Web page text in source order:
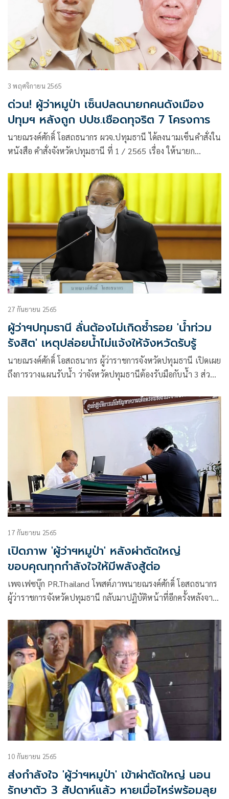
3 พฤศจิกายน 2565
ด่วน! ผู้ว่าหมูป่า เซ็นปลดนายกคนดังเมือง
ปทุมฯ หลังถูก ปปช.เชือดทุจริต 7 โครงการ
นายณรงค์ศักดิ์ โอสถธนากร ผวจ.ปทุมธานี ได้ลงนามเซ็นคำสั่งใน
หนังสือ คำสั่งจังหวัดปทุมธานี ที่ 1 / 2565 เรื่อง ให้นายก
27 กันยายน 2565
ผู้ว่าฯปทุมธานี ลั่นต้องไม่เกิดซ้ำรอย 'น้ำท่วม
รังสิต' เหตุปล่อยน้ำไม่แจ้งให้จังหวัดรับรู้
นายณรงค์ศักดิ์ โอสถธนากร ผู้ว่าราชการจังหวัดปทุมธานี เปิดเผย
ถึงการวางแผนรับน้ำ ว่าจังหวัดปทุมธานีต้องรับมือกับน้ำ 3 ส่วน
เหนือที่เฝ้าระวังอยู่จุดใหญ่ 2 จุด
17 กันยายน 2565
เปิดภาพ 'ผู้ว่าฯหมูป่า' หลังผ่าตัดใหญ่
ขอบคุณทุกกำลังใจให้มีพลังสู้ต่อ
เพจเฟซบุ๊ก PR.Thailand โพสต์ภาพนายณรงค์ศักดิ์ โอสถธนากร
ผู้ว่าราชการจังหวัดปทุมธานี กลับมาปฏิบัติหน้าที่อีกครั้งหลังจาก
10 กันยายน 2565
ส่งกำลังใจ 'ผู้ว่าฯหมูป่า' เข้าผ่าตัดใหญ่ นอน
รักษาตัว 3 สัปดาห์แล้ว หายเมื่อไหร่พร้อมลุย